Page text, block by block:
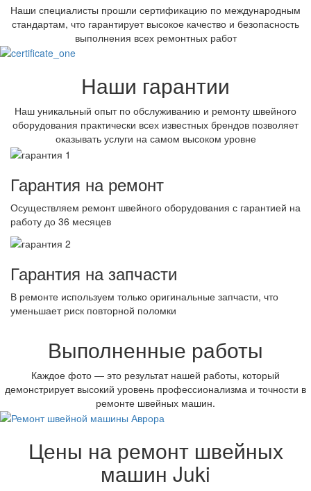
Наши специалисты прошли сертификацию по международным
стандартам, что гарантирует высокое качество и безопасность
выполнения всех ремонтных работ
Наши гарантии
Наш уникальный опыт по обслуживанию и ремонту швейного
оборудования практически всех известных брендов позволяет
оказывать услуги на самом высоком уровне
Гарантия на ремонт
Осуществляем ремонт швейного оборудования с гарантией на
работу до 36 месяцев
Гарантия на запчасти
В ремонте используем только оригинальные запчасти, что
уменьшает риск повторной поломки
Выполненные работы
Каждое фото — это результат нашей работы, который
демонстрирует высокий уровень профессионализма и точности в
ремонте швейных машин.
Цены на ремонт швейных
машин Juki